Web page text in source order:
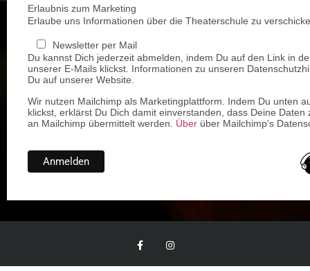
Erlaubnis zum Marketing
Erlaube uns Informationen über die Theaterschule zu
Newsletter per Mail
Du kannst Dich jederzeit abmelden, indem Du auf den Link in
unserer E-Mails klickst. Informationen zu unseren
Du auf unserer Website.
Wir nutzen Mailchimp als Marketingplattform. Indem Du unten
klickst, erklärst Du Dich damit einverstanden, dass Deine Daten
an Mailchimp übermittelt werden. Über über Mailchimp's